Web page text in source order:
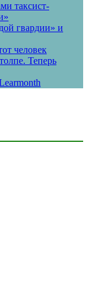
таксист-
гвардии» и
человек
Теперь